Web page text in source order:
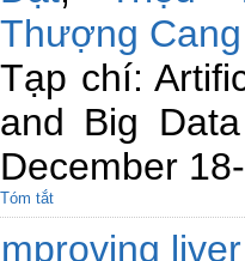
Thượng Cang
Tạp chí:
and Big
December
Tóm tắt